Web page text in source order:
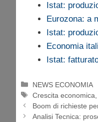
Istat:
Eurozona: a
Istat:
Economia
Istat:
Categorie
NEWS ECONOMIA
Tag
Crescita economica
Boom di richieste
Analisi Tecnica: